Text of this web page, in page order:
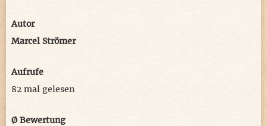
Autor
Marcel Strömer
Aufrufe
82 mal gelesen
Ø Bewertung